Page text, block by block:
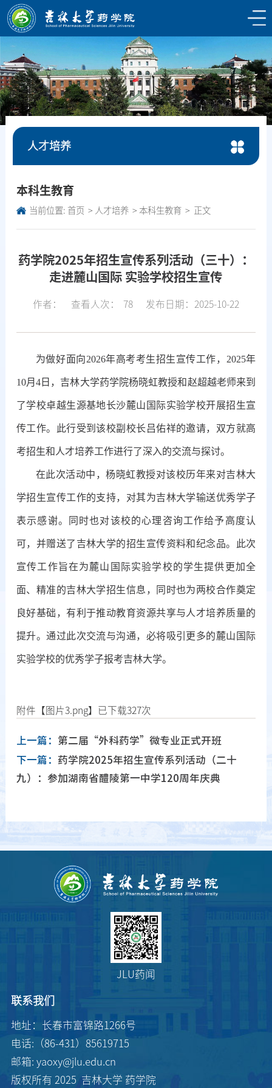
人才培养
本科生教育
当前位置: 首页 人才培养 本科生教育 正文
药学院2025年招生宣传系列活动（三十）：
走进麓山国际 实验学校招生宣传
作者： 查看人次： 78 发布日期：2025-10-22
为做好面向2026年高考考生招生宣传工作， 2025年
10月4日，吉林大学药学院杨晓虹教授和赵超越老师来到
了学校卓越生源基地长沙麓山国际实验学校开展招生宣
传工作。此行受到该校副校长吕佑祥的邀请，双方就高
考招生和人才培养工作进行了深入的交流与探讨。
在此次活动中，杨晓虹教授对该校历年来对吉林大
学招生宣传工作的支持， 对其为吉林大学输送优秀学子
表示感谢。同时也对该校的心理咨询工作给予高度认
可，并赠送了吉林大学的招生宣传资料和纪念品。此次
宣传工作旨在为麓山国际实验学校的学生提供 更加全
面、精准的吉林大学招生信息， 同时也为两校合作奠定
良好基础， 有利于推动教育资源共享与人才培养质量的
提升。通过此次交流与沟通，必将吸引更多的麓山国际
实验学校的优秀学子报考吉林大学。
附件【 图片3.png】已下载327次
上一篇： 第二届“外科药学”微专业正式开班
下一篇： 药学院2025年招生宣传系列活动（二十
九）：参加湖南省醴陵第一中学120周年庆典
JLU药闻
联系我们
地址：长春市富锦路1266号
电话:（86-431）85619715
邮箱: yaoxy@jlu.edu.cn
版权所有 2025 吉林大学 药学院